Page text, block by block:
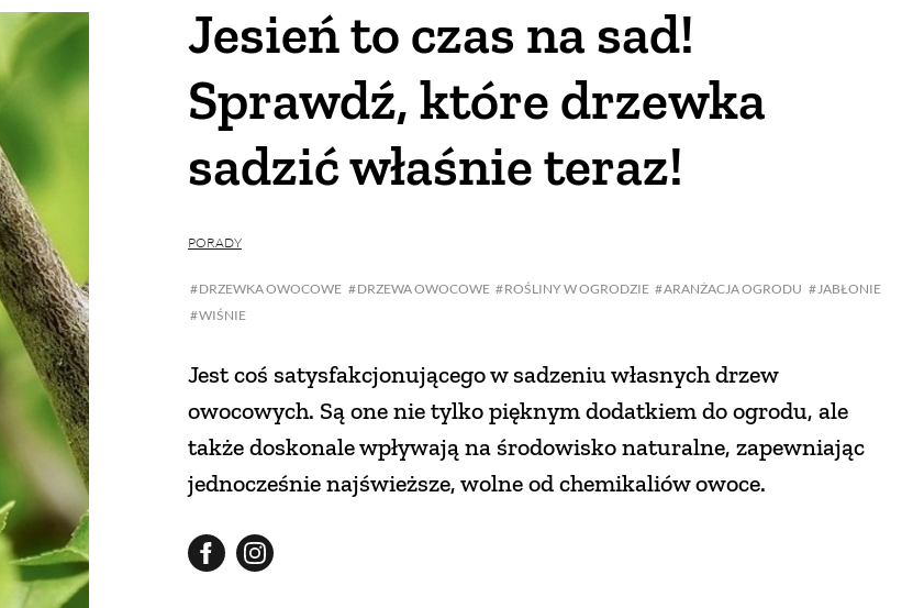
Jesień to czas na sad!
Sprawdź, które drzewka
sadzić właśnie teraz!
PORADY
DRZEWKA OWOCOWE DRZEWA OWOCOWE ROŚLINY W OGRODZIE ARANŻACJA OGRODU
JABŁONIE
WIŚNIE
Jest coś satysfakcjonującego w sadzeniu własnych drzew
owocowych. Są one nie tylko pięknym dodatkiem do ogrodu, ale
także doskonale wpływają na środowisko naturalne, zapewniając
jednocześnie najświeższe, wolne od chemikaliów owoce.